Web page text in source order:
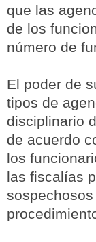
que las
de los
número de
El poder de
tipos de
disciplinario
de acuerdo
los
las fiscalías